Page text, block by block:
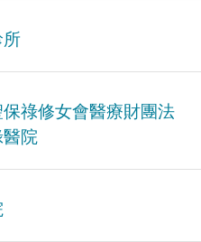
所
祿修女會醫療財團法
醫院